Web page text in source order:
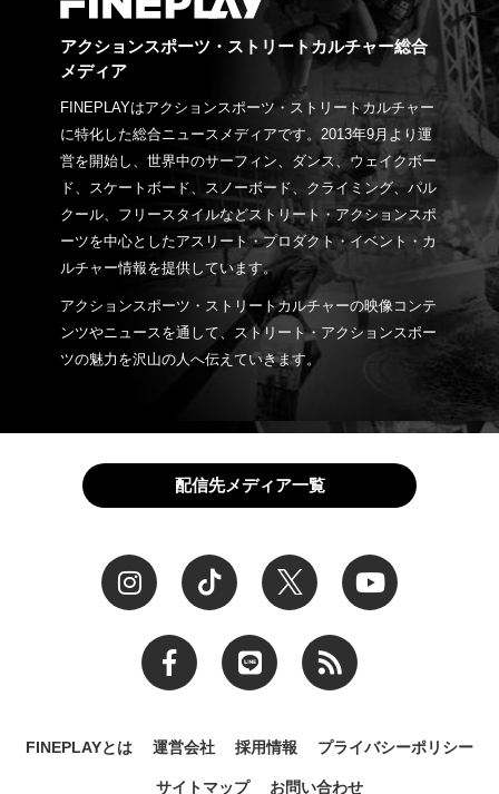
アクションスポーツ・ストリートカルチャー総合
メディア
FINEPLAYはアクションスポーツ・ストリートカルチャー
に特化した総合ニュースメディアです。2013年9月より運
営を開始し、世界中のサーフィン、ダンス、ウェイクボー
ド、スケートボード、スノーボード、クライミング、パル
クール、フリースタイルなどストリート・アクションスポ
ーツを中心としたアスリート・プロダクト・イベント・カ
ルチャー情報を提供しています。
アクションスポーツ・ストリートカルチャーの映像コンテ
ンツやニュースを通して、ストリート・アクションスポー
ツの魅力を沢山の人へ伝えていきます。
配信先メディア一覧
FINEPLAYとは 運営会社 採用情報 プライバシーポリシー
サイトマップ お問い合わせ